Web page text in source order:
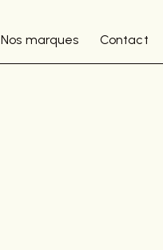
Nos marques Contact